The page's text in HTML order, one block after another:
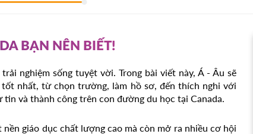
BẠN NÊN BIẾT!
nghiệm sống tuyệt vời. Trong bài viết này, Á - Âu sẽ
nhất, từ chọn trường, làm hồ sơ, đến thích nghi với
và thành công trên con đường du học tại Canada.
giáo dục chất lượng cao mà còn mở ra nhiều cơ hội